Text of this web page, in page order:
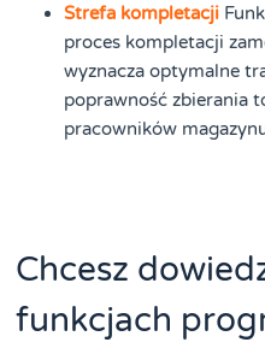
Strefa kompletacji
proces kompletacji
wyznacza optymalne
poprawność zbierania
pracowników
Chcesz
funkcjach